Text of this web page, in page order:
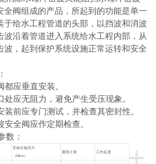
全阀组成的产品，所起到的功能是单一
于给水工程管道的头部，以挡波和消波
沿着管道进入系统给水工程内部，从
波，起到保护系统设施正常运转和安全
应垂直安装。
应无阻力，避免产生受压现象。
前应专门测试，并检查其密封性。
全阀应作定期检查。
数：
壳体试验压力
（Mpa）
通用介质 工作温度